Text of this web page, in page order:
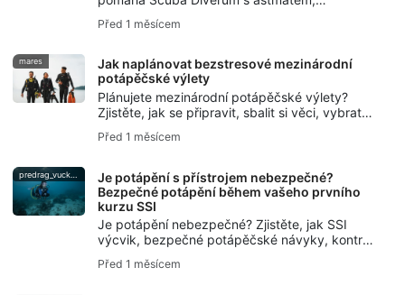
jinými již existujícími zdravotními problémy
Před 1 měsícem
mares
Jak naplánovat bezstresové mezinárodní
potápěčské výlety
Plánujete mezinárodní potápěčské výlety?
Zjistěte, jak se připravit, sbalit si věci, vybrat
běžným chybám, abyste si potápěčskou
Před 1 měsícem
predrag_vuckovic
Je potápění s přístrojem nebezpečné?
Bezpečné potápění během vašeho prvního
kurzu SSI
Je potápění nebezpečné? Zjistěte, jak SSI
výcvik, bezpečné potápěčské návyky, kontroly
novým Scuba Diverům cítit se připraveni.
Před 1 měsícem